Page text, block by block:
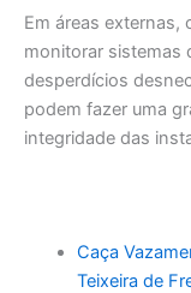
Em áreas externas,
monitorar sistemas
desperdícios
podem fazer uma
integridade das
Caça
Teixeira de